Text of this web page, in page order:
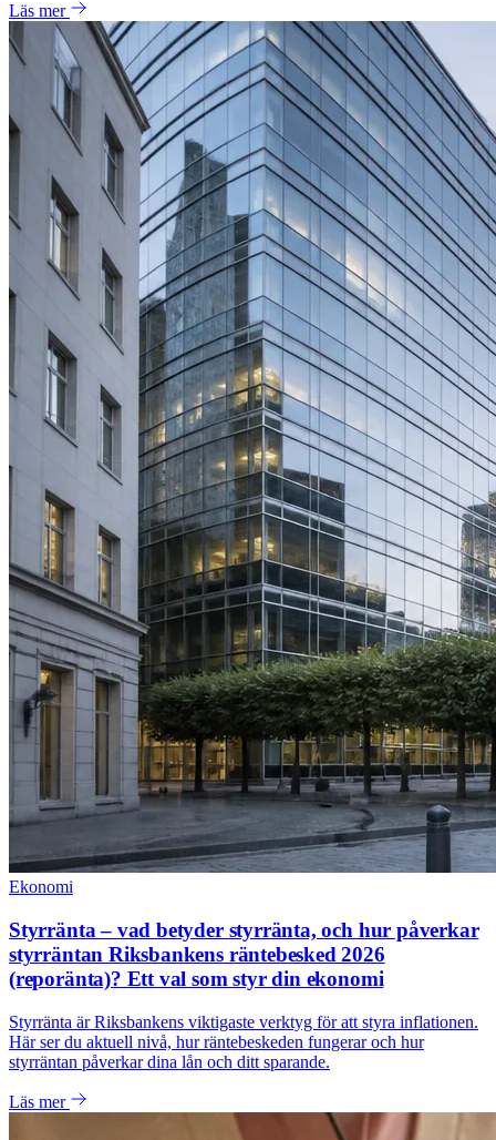
Läs mer
Ekonomi
Styrränta – vad betyder styrränta, och hur påverkar
styrräntan Riksbankens räntebesked 2026
(reporänta)? Ett val som styr din ekonomi
Styrränta är Riksbankens viktigaste verktyg för att styra inflationen.
Här ser du aktuell nivå, hur räntebeskeden fungerar och hur
styrräntan påverkar dina lån och ditt sparande.
Läs mer